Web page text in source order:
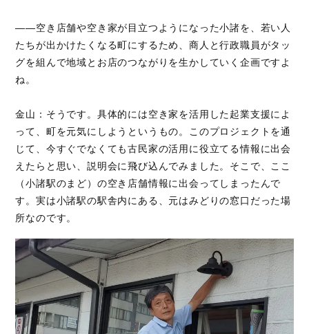
――空き店舗や空き家が目立つようになった小諸を、若い人
たちが出かけたくなる町にするため、商人と行政職員がタッ
グを組んで地域とお店のつながりを生かしていく企画ですよ
ね。
金山：そうです。具体的には空き家を活用した起業支援によ
って、町を元気にしようというもの。このプロジェクトを通
じて、今すぐでなくても古民家の活用に役立てる情報に出会
えたらと思い、説明会に飛び込んでみました。そこで、ここ
（小諸駅のまど）の空き店舗情報に出会ってしまったんで
す。実は小諸駅の駅舎内にある、元はみどりの窓口だった場
所なのです。